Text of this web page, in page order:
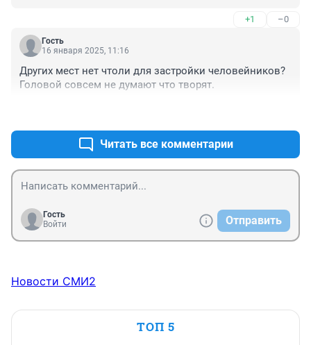
+1 –0
Гость
16 января 2025, 11:16
Других мест нет чтоли для застройки человейников?
Головой совсем не думают что творят.
Читать все комментарии
Гость
Войти
Отправить
Новости СМИ2
ТОП 5